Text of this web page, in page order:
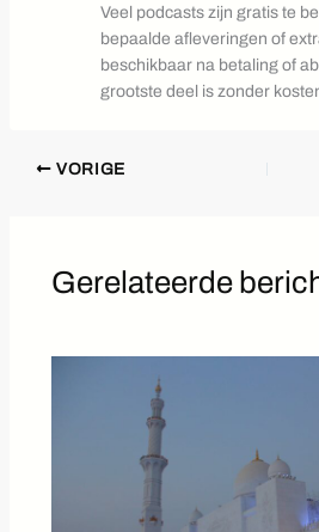
Veel podcasts zijn gratis te
bepaalde afleveringen of
beschikbaar na betaling of
grootste deel is zonder
VORIGE
Gerelateerde